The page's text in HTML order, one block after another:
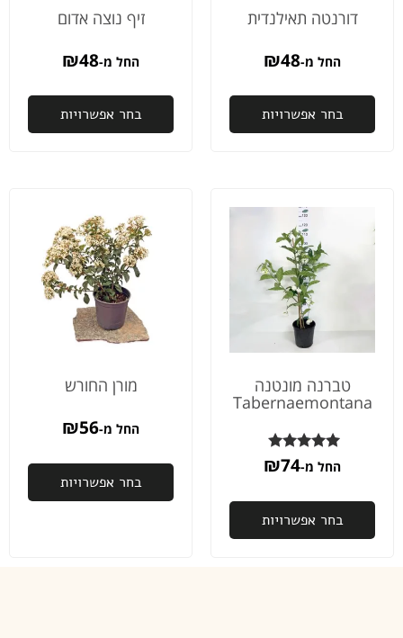
ספקים
דורנטה תאילנדית
החל מ- ₪48
בחר אפשרויות
זיף נוצה אדום
החל מ- ₪48
בחר אפשרויות
טברנה מונטנה
Tabernaemontana
דורג
5.00החל מ- ₪74
בחר אפשרויות
מורן החורש
החל מ- ₪56
בחר אפשרויות